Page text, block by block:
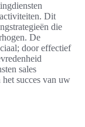
Dit
die
De
door effectief
sales
succes van uw